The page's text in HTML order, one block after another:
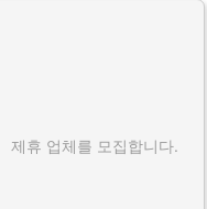
제휴 업체를 모집합니다.